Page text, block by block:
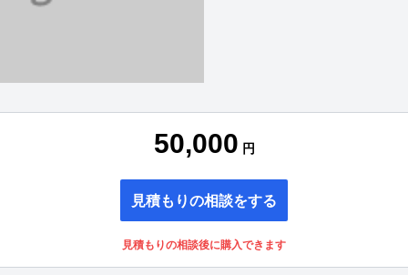
50,000 円
見積もりの相談をする
見積もりの相談後に購入できます